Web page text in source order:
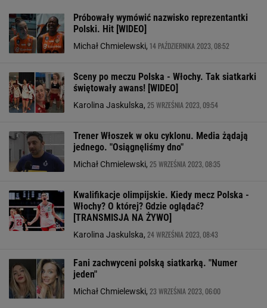
Próbowały wymówić nazwisko reprezentantki
Polski. Hit [WIDEO]
Michał Chmielewski, 14 PAŹDZIERNIKA 2023, 08:52
Sceny po meczu Polska - Włochy. Tak siatkarki
świętowały awans! [WIDEO]
Karolina Jaskulska, 25 WRZEŚNIA 2023, 09:54
Trener Włoszek w oku cyklonu. Media żądają
jednego. "Osiągnęliśmy dno"
Michał Chmielewski, 25 WRZEŚNIA 2023, 08:35
Kwalifikacje olimpijskie. Kiedy mecz Polska -
Włochy? O której? Gdzie oglądać?
[TRANSMISJA NA ŻYWO]
Karolina Jaskulska, 24 WRZEŚNIA 2023, 08:43
Fani zachwyceni polską siatkarką. "Numer
jeden"
Michał Chmielewski, 23 WRZEŚNIA 2023, 06:00